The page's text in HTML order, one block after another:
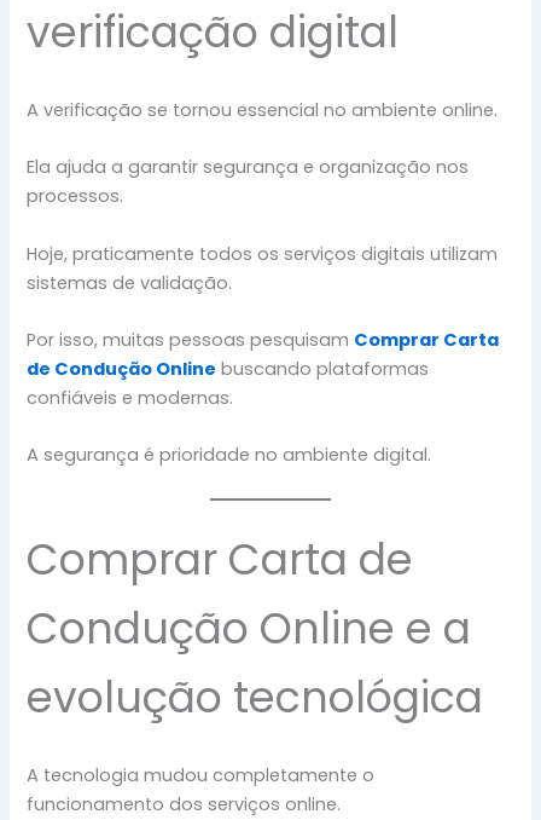
verificação digital
A verificação se tornou essencial no ambiente online.
Ela ajuda a garantir segurança e organização nos
processos.
Hoje, praticamente todos os serviços digitais utilizam
sistemas de validação.
Por isso, muitas pessoas pesquisam Comprar Carta
de Condução Online buscando plataformas
confiáveis e modernas.
A segurança é prioridade no ambiente digital.
Comprar Carta de
Condução Online e a
evolução tecnológica
A tecnologia mudou completamente o
funcionamento dos serviços online.